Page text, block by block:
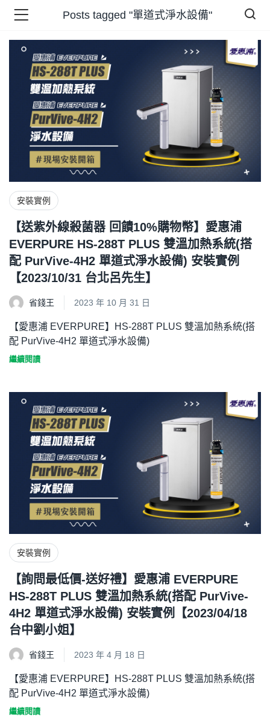
王 )
Posts tagged "單道式淨水設備"
安裝實例
【送紫外線殺菌器 回饋10%購物幣】愛惠浦
EVERPURE HS-288T PLUS 雙溫加熱系統(搭
配 PurVive-4H2 單道式淨水設備) 安裝實例
【2023/10/31 台北呂先生】
省錢王 2023 年 10 月 31 日
【愛惠浦 EVERPURE】HS-288T PLUS 雙溫加熱系統(搭
配 PurVive-4H2 單道式淨水設備)
繼續閱讀
安裝實例
【詢問最低價-送好禮】愛惠浦 EVERPURE
HS-288T PLUS 雙溫加熱系統(搭配 PurVive-
4H2 單道式淨水設備) 安裝實例【2023/04/18
台中劉小姐】
省錢王 2023 年 4 月 18 日
【愛惠浦 EVERPURE】HS-288T PLUS 雙溫加熱系統(搭
配 PurVive-4H2 單道式淨水設備)
繼續閱讀